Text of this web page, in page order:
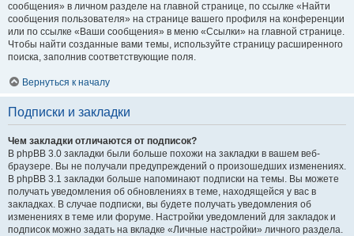
сообщения» в личном разделе на главной странице, по ссылке «Найти
сообщения пользователя» на странице вашего профиля на конференции
или по ссылке «Ваши сообщения» в меню «Ссылки» на главной странице.
Чтобы найти созданные вами темы, используйте страницу расширенного
поиска, заполнив соответствующие поля.
Вернуться к началу
Подписки и закладки
Чем закладки отличаются от подписок?
В phpBB 3.0 закладки были больше похожи на закладки в вашем веб-
браузере. Вы не получали предупреждений о произошедших изменениях.
В phpBB 3.1 закладки больше напоминают подписки на темы. Вы можете
получать уведомления об обновлениях в теме, находящейся у вас в
закладках. В случае подписки, вы будете получать уведомления об
изменениях в теме или форуме. Настройки уведомлений для закладок и
подписок можно задать на вкладке «Личные настройки» личного раздела.